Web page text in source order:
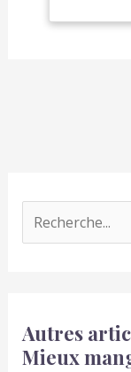
Autres
Mieux